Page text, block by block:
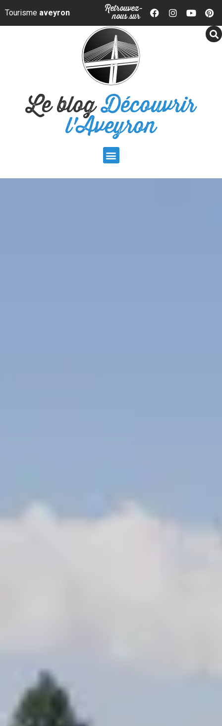
Panneau de gestion des cookies
Tourisme aveyron Retrouvez-
nous sur
Le blogDécouvrir
l'Aveyron